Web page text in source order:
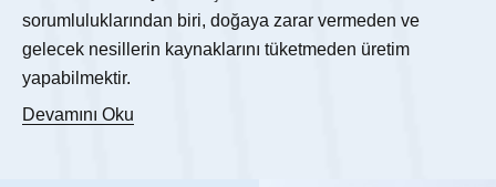
sorumluluklarından biri, doğaya zarar vermeden ve
gelecek nesillerin kaynaklarını tüketmeden üretim
yapabilmektir.
Devamını Oku